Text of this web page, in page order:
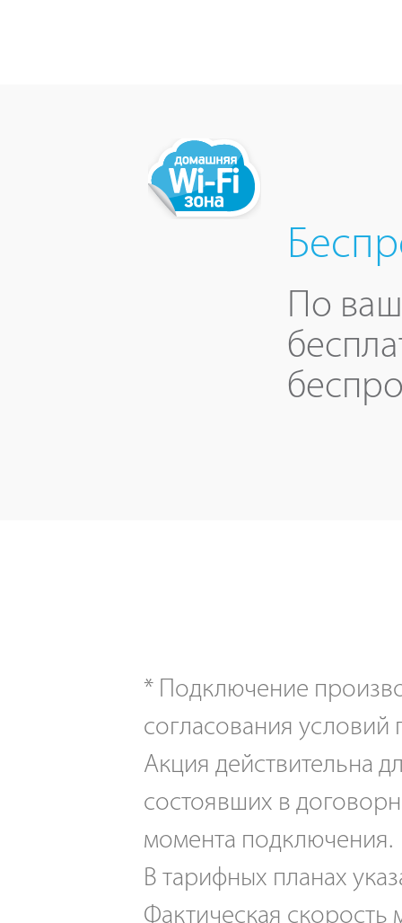
По
* Подключение
согласования
Акция действительна
состоявших в
момента подключения.
В тарифных планах
Фактическая скорость